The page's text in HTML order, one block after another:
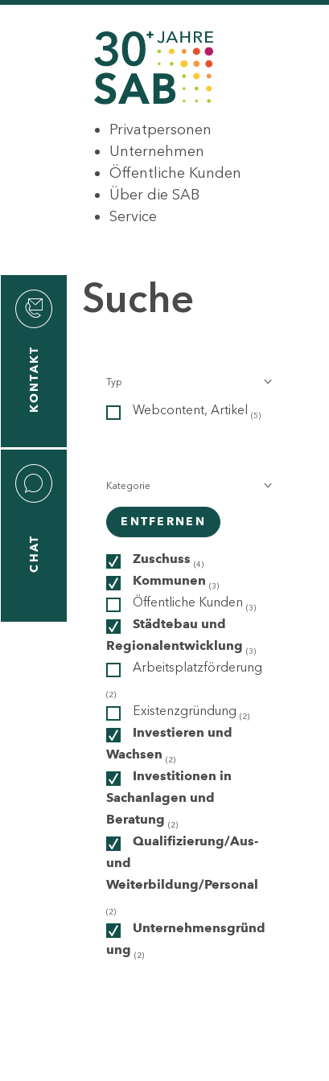
Privatpersonen
Unternehmen
Öffentliche Kunden
Über die SAB
Service
KONTAKT
CHAT
Suche
Typ
Webcontent, Artikel (5)
Kategorie
ENTFERNEN
Zuschuss (4)
Kommunen (3)
Öffentliche Kunden (3)
Städtebau und
Regionalentwicklung (3)
Arbeitsplatzförderung
(2)
Existenzgründung (2)
Investieren und
Wachsen (2)
Investitionen in
Sachanlagen und
Beratung (2)
Qualifizierung/Aus-
und
Weiterbildung/Personal
(2)
Unternehmensgründ
ung (2)